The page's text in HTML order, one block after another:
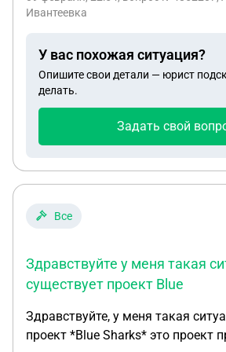
младшему ребенку 6 и 14 лет ,
на такой отпуск ?
Ивантеевка
У вас похожая ситуация?
Опишите свои детали — юрист
делать.
Задать свой
Все
Здравствуйте у меня такая
существует проект Blue
Здравствуйте, у меня такая
проект *Blue Sharks* это проект